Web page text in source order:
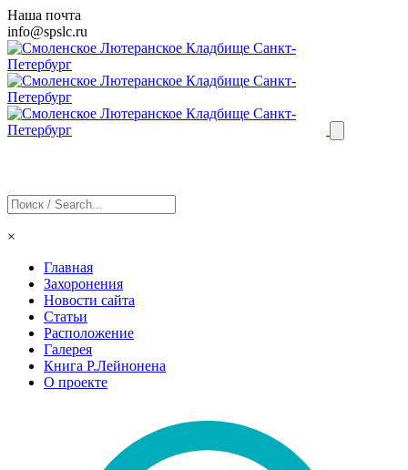
Наша почта
info@spslc.ru
×
Главная
Захоронения
Новости сайта
Статьи
Расположение
Галерея
Книга Р.Лейнонена
О проекте